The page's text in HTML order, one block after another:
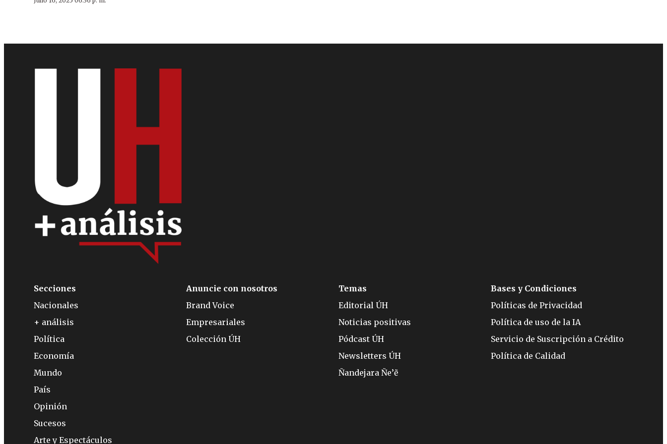
Secciones
Nacionales
+ análisis
Política
Economía
Mundo
País
Opinión
Sucesos
Arte y Espectáculos
Anuncie con nosotros
Brand Voice
Empresariales
Colección ÚH
Temas
Editorial ÚH
Noticias positivas
Pódcast ÚH
Newsletters ÚH
Ñandejara Ñe’ẽ
Bases y Condiciones
Políticas de Privacidad
Política de uso de la IA
Servicio de Suscripción a Crédito
Política de Calidad